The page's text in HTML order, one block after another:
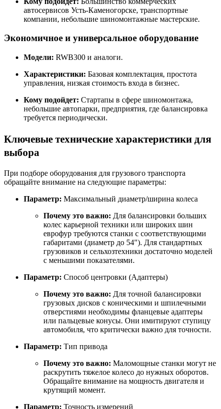
автосервисов Усть-Каменогорске, транспортные
компании, небольшие шиномонтажные мастерские.
Экономичное и универсальное оборудование
Модели: RWB300 и аналоги.
Характеристики: Базовая комплектация, простота
управления, низкая стоимость входа в бизнес.
Кому подойдет: Стартапы в сфере шиномонтажа,
небольшие автопарки, предприятия, где балансировка
требуется периодически.
Ключевые технические характеристики для
выбора
При подборе оборудования для грузового транспорта
обращайте внимание на следующие параметры:
Параметр: Максимальный диаметр/ширина колеса
Почему это важно: Для балансировки больших
колес карьерной техники или широких шин
еврофур требуются станки с соответствующими
габаритами (диаметр до 54"). Для стандартных
грузовиков и сельхозтехники достаточно моделей
с меньшими показателями.
Параметр: Способ центровки (Адаптеры)
Почему это важно: Для точной балансировки
грузовых дисков с коническими и шпилечными
отверстиями необходимы фланцевые адаптеры
или пальцевые конусы. Они имитируют ступицу
автомобиля, что критически важно для точности.
Параметр: Тип привода
Почему это важно: Маломощные станки могут не
раскрутить тяжелое колесо до нужных оборотов.
Обращайте внимание на мощность двигателя и
крутящий момент.
Параметр: Точность измерений